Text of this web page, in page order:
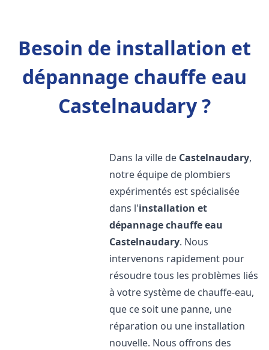
Besoin de installation et
dépannage chauffe eau
Castelnaudary ?
Dans la ville de Castelnaudary,
notre équipe de plombiers
expérimentés est spécialisée
dans l'installation et
dépannage chauffe eau
Castelnaudary. Nous
intervenons rapidement pour
résoudre tous les problèmes liés
à votre système de chauffe-eau,
que ce soit une panne, une
réparation ou une installation
nouvelle. Nous offrons des